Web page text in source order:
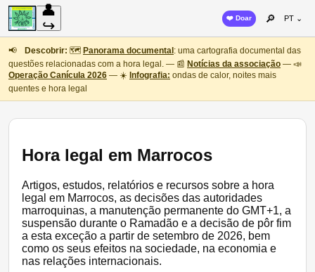
👤
↪
❤️ Doar 🔎 PT ⌄
📢 Descobrir: 🗺️ Panorama documental : uma cartografia documental das
questões relacionadas com a hora legal. — 📰 Notícias da associação — 📣
Operação Canícula 2026 — ☀️ Infografia: ondas de calor, noites mais
quentes e hora legal
Hora legal em Marrocos
Artigos, estudos, relatórios e recursos sobre a hora
legal em Marrocos, as decisões das autoridades
marroquinas, a manutenção permanente do GMT+1, a
suspensão durante o Ramadão e a decisão de pôr fim
a esta exceção a partir de setembro de 2026, bem
como os seus efeitos na sociedade, na economia e
nas relações internacionais.